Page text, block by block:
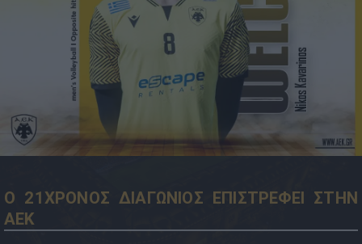
Ο 21ΧΡΟΝΟΣ ΔΙΑΓΩΝΙΟΣ ΕΠΙΣΤΡΕΦΕΙ ΣΤΗΝ
ΑΕΚ